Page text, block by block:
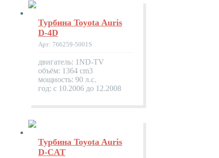
Турбина Toyota Auris
D-4D
Арт: 766259-5001S
двигатель: 1ND-TV
объём: 1364 cm3
мощность: 90 л.с.
год: с 10.2006 до 12.2008
Турбина Toyota Auris
D-CAT